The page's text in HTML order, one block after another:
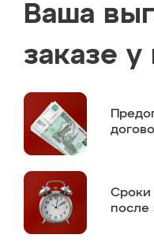
Ваша
заказе у
Сроки
после